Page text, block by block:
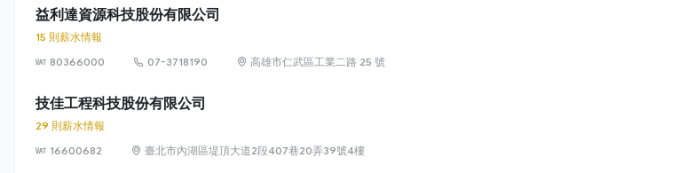
益利達資源科技股份有限公司
15 則薪水情報
80366000
07-3718190 高雄市仁武區工業二路 25 號
技佳工程科技股份有限公司
29 則薪水情報
16600682
臺北市內湖區堤頂大道2段407巷20弄39號4樓